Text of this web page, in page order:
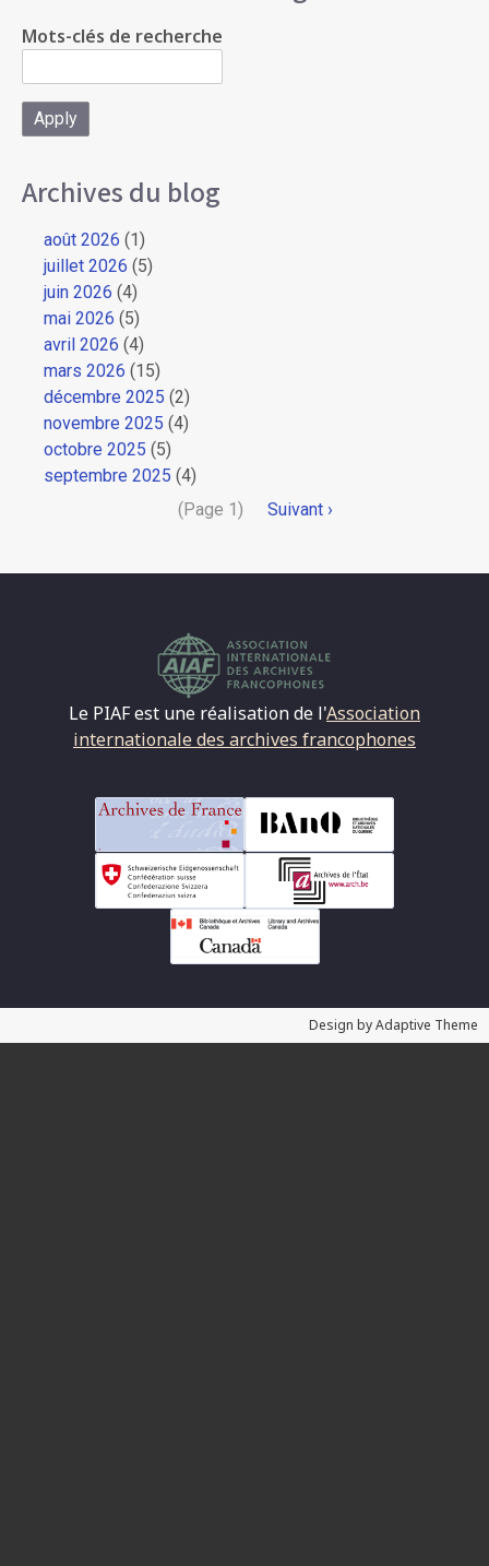
Mots-clés de recherche
Archives du blog
août 2026 (1)
juillet 2026 (5)
juin 2026 (4)
mai 2026 (5)
avril 2026 (4)
mars 2026 (15)
décembre 2025 (2)
novembre 2025 (4)
octobre 2025 (5)
septembre 2025 (4)
(Page 1)
Page
Suivant ›
Le PIAF est une réalisation de l'Association
internationale des archives francophones
Design by Adaptive Theme